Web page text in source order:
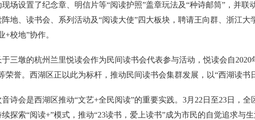
现场设置了纪念章、明信片等“阅读护照”盖章玩法及“种诗邮筒”，并联
地、读书会、系列活动及“阅读大使”四大板块，聘请王向群、浙江
+校地”协作。
于三墩的杭州兰里悦读会作为民间读书会代表参与活动，悦读会自
荣誉。西湖区正以此为标杆，推动民间读书会集群发展，以“西湖读书
音诗会是西湖区推动“文艺+全民阅读”的重要实践。3月22日至23日，
探索“阅读+”模式，推动“23读书，爱上读书”成为市民的自觉追求与生